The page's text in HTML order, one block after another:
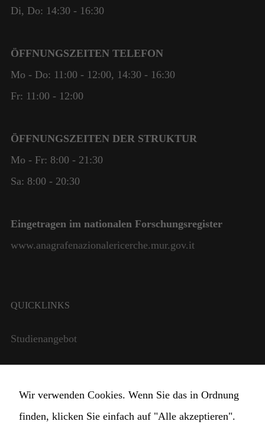
Di, Do: 14:30 - 16:30
ÖFFNUNGSZEITEN TELEFON
Mo - Do: 11:00 - 12:00, 14:30 - 16:30
Fr: 11:00 - 12:00
ÖFFNUNGSZEITEN DER STRUKTUR
Mo - Fr: 8:00 - 21:30
Sa: 8:00 - 20:30
Eingetragen im nationalen Forschungsregister
www.anagrafenazionalericerche.mur.gov.it
QUICKLINKS
Studienangebot
Institute und Studiengänge
Zulassung und Einschreibung
Wir verwenden Cookies. Wenn Sie das in Ordnung
finden, klicken Sie einfach auf "Alle akzeptieren".